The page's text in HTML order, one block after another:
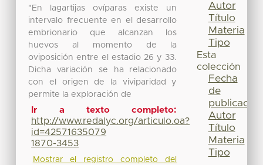
"En lagartijas ovíparas existe un
intervalo frecuente en el desarrollo
embrionario que alcanzan los
huevos al momento de la
oviposición entre el estadio 26 y 33.
Dicha variación se ha relacionado
con el origen de la viviparidad y
permite la exploración de
Ir a texto completo:
http://www.redalyc.org/articulo.oa?
id=42571635079
1870-3453
Mostrar el registro completo del
Autor
Título
Materia
Tipo
Esta
colección
Fecha
de
publicación
Autor
Título
Materia
Tipo